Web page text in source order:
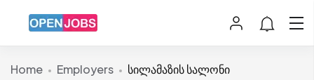
Home Employers სილამაზის სალონი